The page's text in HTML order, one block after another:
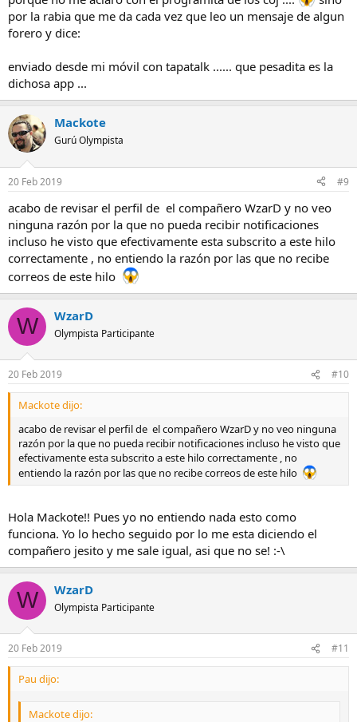
Saludos
por la rabia que me da cada vez que leo un mensaje de algun
forero y dice:
enviado desde mi móvil con tapatalk ...... que pesadita es la
dichosa app ...
Mackote
Gurú Olympista
20 Feb 2019 #9
acabo de revisar el perfil de el compañero WzarD y no veo
ninguna razón por la que no pueda recibir notificaciones
incluso he visto que efectivamente esta subscrito a este hilo
correctamente , no entiendo la razón por las que no recibe
correos de este hilo
W WzarD
Olympista Participante
20 Feb 2019 #10
Mackote dijo:
acabo de revisar el perfil de el compañero WzarD y no veo ninguna
razón por la que no pueda recibir notificaciones incluso he visto que
efectivamente esta subscrito a este hilo correctamente , no
entiendo la razón por las que no recibe correos de este hilo
Hola Mackote!! Pues yo no entiendo nada esto como
funciona. Yo lo hecho seguido por lo me esta diciendo el
compañero jesito y me sale igual, asi que no se! :-\
W WzarD
Olympista Participante
20 Feb 2019 #11
Pau dijo:
Mackote dijo: